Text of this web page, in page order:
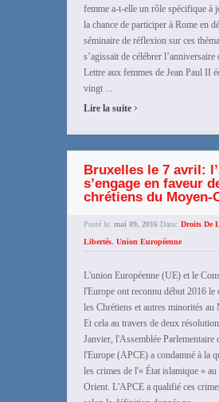
femme a-t-elle un rôle spécifique à
la chance de participer à Rome en
séminaire de réflexion sur ces
s’agissait de célébrer l’anniversaire
Lettre aux femmes de Jean Paul II
vingt ...
Lire la suite ›
Bruxelles le 7 avril:
s’engage en faveur
chrétiens du Moyen-
Posté le: mai 09, 2016 Dans: Droits De
Libertés, Union Européenne
L'union Européenne (UE) et le
l'Europe ont reconnu début 2016 le
les Chrétiens et autres minorités
Et cela au travers de deux
Janvier, l'Assemblée Parlementaire
l'Europe (APCE) a condamné à la
les crimes de l'« État islamique »
Orient. L'APCE a qualifié ces